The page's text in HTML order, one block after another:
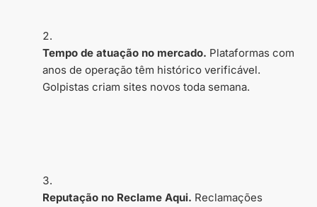
Tempo de atuação no mercado. Plataformas com
anos de operação têm histórico verificável.
Golpistas criam sites novos toda semana.
Reputação no Reclame Aqui. Reclamações